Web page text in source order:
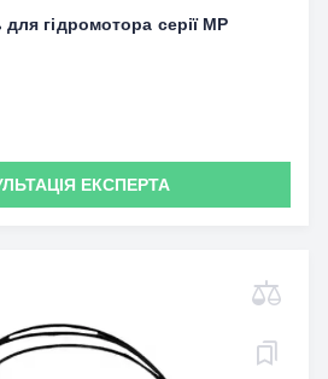
гідромотора серії MP
ЕКСПЕРТА